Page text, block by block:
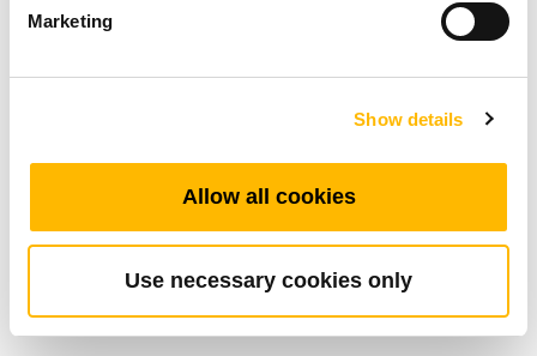
Marketing
Show details
Allow all cookies
Use necessary cookies only
fonte di alimentazione AC. Il pacco batteria si
di un trasformatore SMPS e fornito di spine
universali opzionali. I clienti possono facilmente
cambiare le spine AC quando vengono utilizzate